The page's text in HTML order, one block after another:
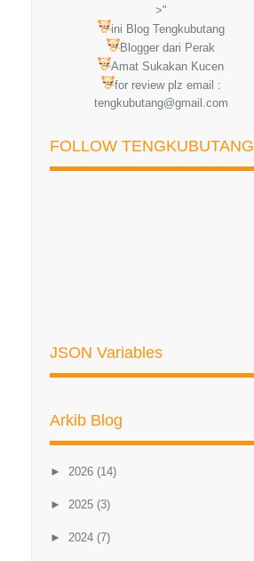
>"
ini Blog Tengkubutang
Blogger dari Perak
Amat Sukakan Kucen
for review plz email :
tengkubutang@gmail.com
FOLLOW TENGKUBUTANG
JSON Variables
Arkib Blog
► 2026 (14)
► 2025 (3)
► 2024 (7)